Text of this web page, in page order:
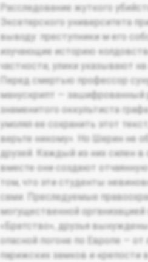
Расследование жуткого
Эксетерского университета
выводу: преступники м его
изучающие историю
частности, улики указывают
Перед смертью профессор
манускрипт — зашифрованный
знаменитого оккультиста
умолял ее сохранить этот
верьте никому». Но Шерин не
друзей. Каждый из них силен в
вместе они создают
том, что эти студенты
сами. Преследуемые
могущественной
«Братство», друзья
опасной погоне по Европе — от
парижских замков и крепости